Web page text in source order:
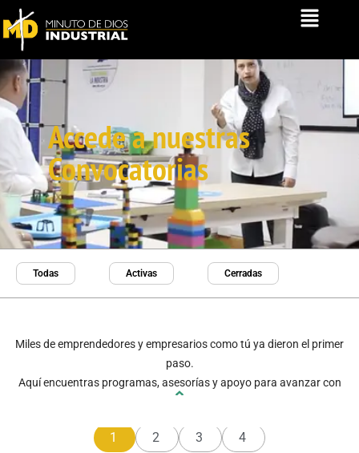
al
contenido
Accede a nuestras
Convocatorias
Todas Activas Cerradas
Miles de emprendedores y empresarios como tú ya dieron el primer
paso.
Aquí encuentras programas, asesorías y apoyo para avanzar con
1 2 3 4